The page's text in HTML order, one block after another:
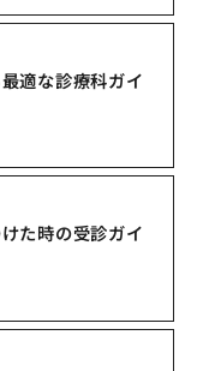
適な診療科ガイ
た時の受診ガイ